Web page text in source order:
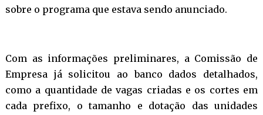
sobre o programa que estava sendo anunciado.
Com as informações preliminares, a Comissão de
Empresa já solicitou ao banco dados detalhados,
como a quantidade de vagas criadas e os cortes em
cada prefixo, o tamanho e dotação das unidades